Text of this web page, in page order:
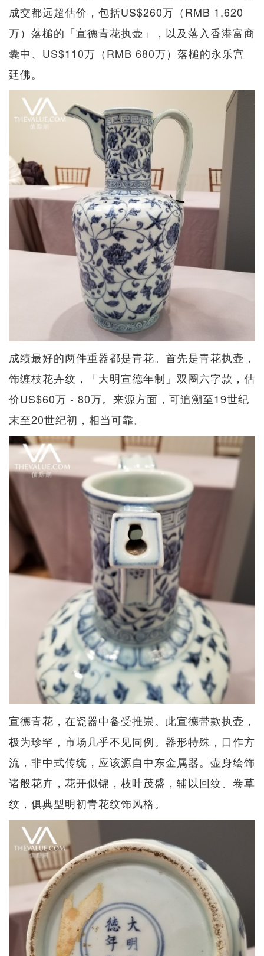
成交都远超估价，包括US$260万（RMB 1,620
万）落槌的「宣德青花执壶」，以及落入香港富商
囊中、US$110万（RMB 680万）落槌的永乐宫
廷佛。
成绩最好的两件重器都是青花。首先是青花执壶，
饰缠枝花卉纹，「大明宣德年制」双圈六字款，估
价US$60万 - 80万。来源方面，可追溯至19世纪
末至20世纪初，相当可靠。
宣德青花，在瓷器中备受推崇。此宣德带款执壶，
极为珍罕，市场几乎不见同例。器形特殊，口作方
流，非中式传统，应该源自中东金属器。壶身绘饰
诸般花卉，花开似锦，枝叶茂盛，辅以回纹、卷草
纹，俱典型明初青花纹饰风格。